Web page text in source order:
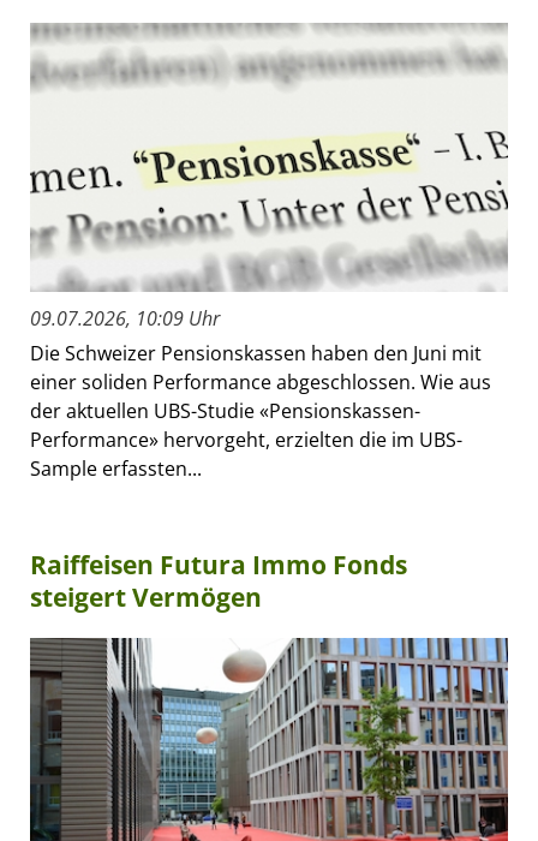
09.07.2026, 10:09 Uhr
Die Schweizer Pensionskassen haben den Juni mit
einer soliden Performance abgeschlossen. Wie aus
der aktuellen UBS-Studie «Pensionskassen-
Performance» hervorgeht, erzielten die im UBS-
Sample erfassten...
Raiffeisen Futura Immo Fonds
steigert Vermögen